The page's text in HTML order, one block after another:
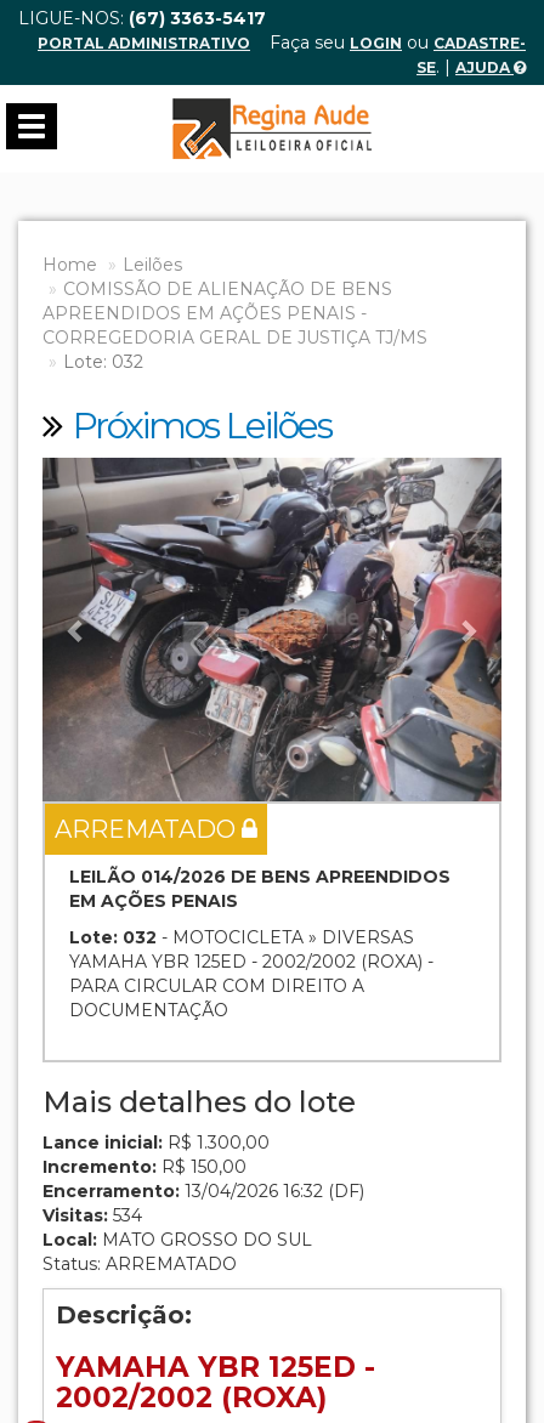
LIGUE-NOS: (67) 3363-5417
PORTAL ADMINISTRATIVO Faça seu LOGIN ou CADASTRE-
SE. | AJUDA
Toggle
navigation
Home
Leilões
COMISSÃO DE ALIENAÇÃO DE BENS
APREENDIDOS EM AÇÕES PENAIS -
CORREGEDORIA GERAL DE JUSTIÇA TJ/MS
Lote: 032
Próximos Leilões
Previous Next
ARREMATADO
LEILÃO 014/2026 DE BENS APREENDIDOS
EM AÇÕES PENAIS
Lote: 032 - MOTOCICLETA » DIVERSAS
YAMAHA YBR 125ED - 2002/2002 (ROXA) -
PARA CIRCULAR COM DIREITO A
DOCUMENTAÇÃO
Mais detalhes do lote
Lance inicial: R$ 1.300,00
Incremento: R$ 150,00
Encerramento: 13/04/2026 16:32 (DF)
Visitas: 534
Local: MATO GROSSO DO SUL
Status: ARREMATADO
Descrição:
YAMAHA YBR 125ED -
2002/2002 (ROXA)